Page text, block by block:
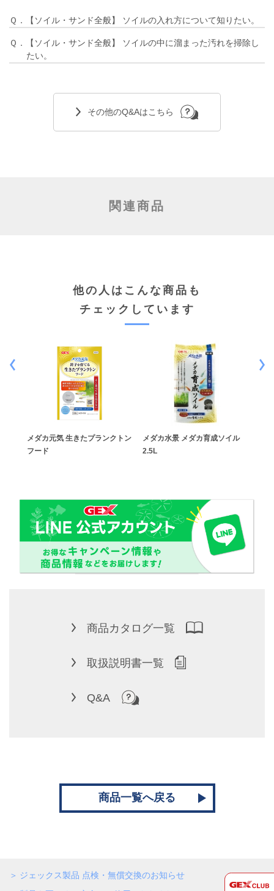
Ｑ．【ソイル・サンド全般】 ソイルの入れ方について知りたい。
Ｑ．【ソイル・サンド全般】 ソイルの中に溜まった汚れを掃除し
たい。
その他のQ&Aはこちら
関連商品
他の人はこんな商品も
チェックしています
メダカ元気 生きたプランクトン
フード
メダカ水景 メダカ育成ソイル
2.5L
商品カタログ一覧
取扱説明書一覧
Q&A
商品一覧へ戻る
ジェックス製品 点検・無償交換のお知らせ